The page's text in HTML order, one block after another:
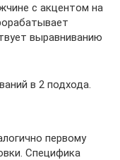
с акцентом на
выравниванию
в 2 подхода.
первому
Специфика